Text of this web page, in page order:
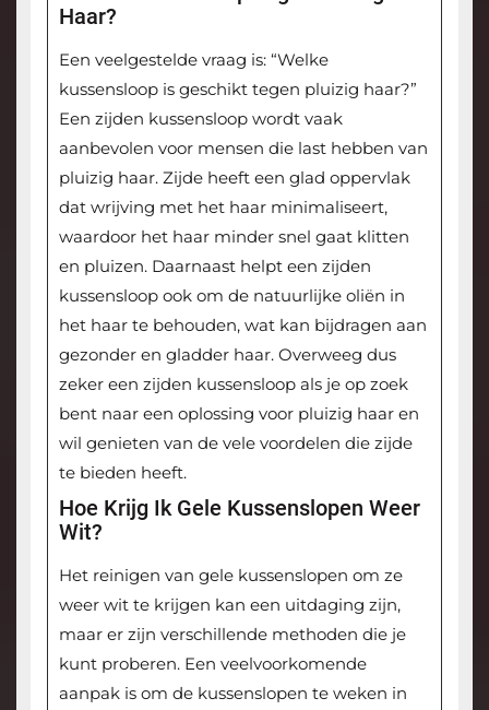
Haar?
Een veelgestelde vraag is: “Welke
kussensloop is geschikt tegen pluizig haar?”
Een zijden kussensloop wordt vaak
aanbevolen voor mensen die last hebben van
pluizig haar. Zijde heeft een glad oppervlak
dat wrijving met het haar minimaliseert,
waardoor het haar minder snel gaat klitten
en pluizen. Daarnaast helpt een zijden
kussensloop ook om de natuurlijke oliën in
het haar te behouden, wat kan bijdragen aan
gezonder en gladder haar. Overweeg dus
zeker een zijden kussensloop als je op zoek
bent naar een oplossing voor pluizig haar en
wil genieten van de vele voordelen die zijde
te bieden heeft.
Hoe Krijg Ik Gele Kussenslopen Weer
Wit?
Het reinigen van gele kussenslopen om ze
weer wit te krijgen kan een uitdaging zijn,
maar er zijn verschillende methoden die je
kunt proberen. Een veelvoorkomende
aanpak is om de kussenslopen te weken in